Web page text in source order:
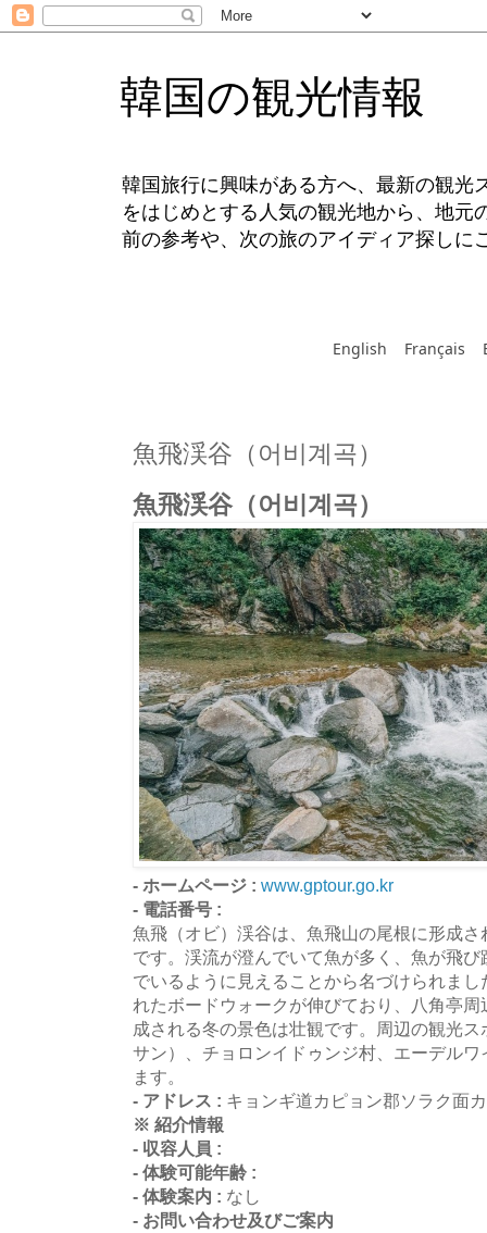
韓国の観光情報
韓国旅行に興味がある方へ、最新の観光
をはじめとする人気の観光地から、地
前の参考や、次の旅のアイディア探しに
English Français
魚飛渓谷（어비계곡）
魚飛渓谷（어비계곡）
- ホームページ : www.gptour.go.kr
- 電話番号 :
魚飛（オビ）渓谷は、魚飛山の尾根に形成
です。渓流が澄んでいて魚が多く、魚が飛
でいるように見えることから名づけられま
れたボードウォークが伸びており、八角亭
成される冬の景色は壮観です。周辺の観光
サン）、チョロンイドゥンジ村、エーデル
ます。
- アドレス : キョンギ道カピョン郡ソラク面
※ 紹介情報
- 収容人員 :
- 体験可能年齢 :
- 体験案内 : なし
- お問い合わせ及びご案内